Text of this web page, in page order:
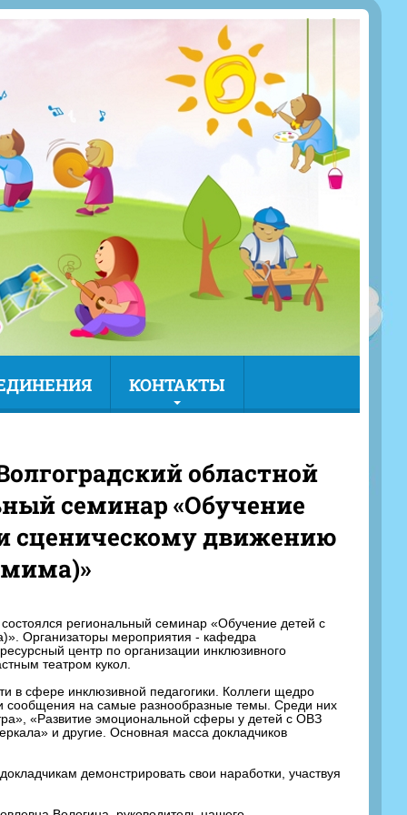
КОНТАКТЫ
областной
семинар «Обучение
сценическому движению
региональный семинар «Обучение детей с
Организаторы мероприятия - кафедра
центр по организации инклюзивного
театром кукол.
в сфере инклюзивной педагогики. Коллеги щедро
сообщения на самые разнообразные темы. Среди них
«Развитие эмоциональной сферы у детей с ОВЗ
и другие. Основная масса докладчиков
демонстрировать свои наработки, участвуя